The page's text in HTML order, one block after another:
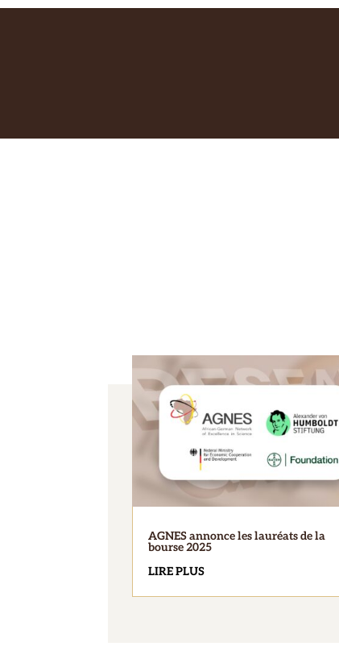
AGNES annonce les lauréats de la
bourse 2025
LIRE PLUS